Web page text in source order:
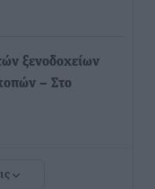
ξενοδοχείων
– Στο
Hotels –